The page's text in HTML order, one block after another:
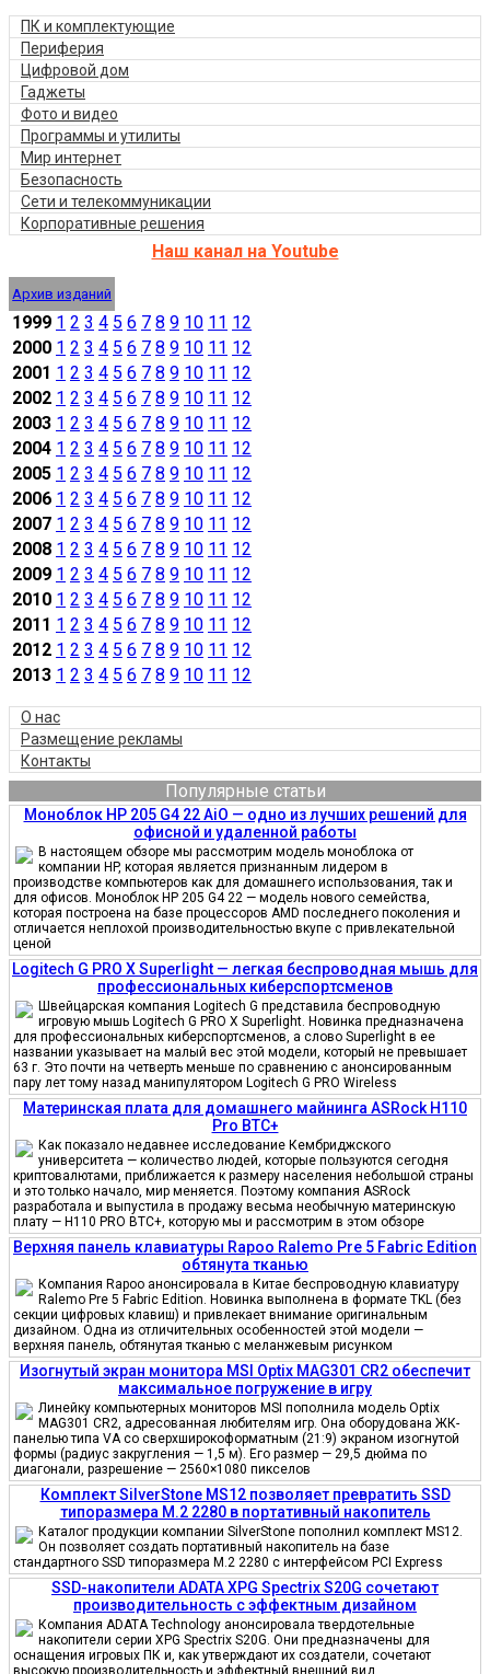
ПК и комплектующие
Периферия
Цифровой дом
Гаджеты
Фото и видео
Программы и утилиты
Мир интернет
Безопасность
Сети и телекоммуникации
Корпоративные решения
Наш канал на Youtube
Архив изданий
1999 1 2 3 4 5 6 7 8 9 10 11 12
2000 1 2 3 4 5 6 7 8 9 10 11 12
2001 1 2 3 4 5 6 7 8 9 10 11 12
2002 1 2 3 4 5 6 7 8 9 10 11 12
2003 1 2 3 4 5 6 7 8 9 10 11 12
2004 1 2 3 4 5 6 7 8 9 10 11 12
2005 1 2 3 4 5 6 7 8 9 10 11 12
2006 1 2 3 4 5 6 7 8 9 10 11 12
2007 1 2 3 4 5 6 7 8 9 10 11 12
2008 1 2 3 4 5 6 7 8 9 10 11 12
2009 1 2 3 4 5 6 7 8 9 10 11 12
2010 1 2 3 4 5 6 7 8 9 10 11 12
2011 1 2 3 4 5 6 7 8 9 10 11 12
2012 1 2 3 4 5 6 7 8 9 10 11 12
2013 1 2 3 4 5 6 7 8 9 10 11 12
О нас
Размещение рекламы
Контакты
Популярные статьи
Моноблок HP 205 G4 22 AiO — одно из лучших решений для
офисной и удаленной работы
В настоящем обзоре мы рассмотрим модель моноблока от
компании HP, которая является признанным лидером в
производстве компьютеров как для домашнего использования, так и
для офисов. Моноблок HP 205 G4 22 — модель нового семейства,
которая построена на базе процессоров AMD последнего поколения и
отличается неплохой производительностью вкупе с привлекательной
ценой
Logitech G PRO X Superlight — легкая беспроводная мышь для
профессиональных киберспортсменов
Швейцарская компания Logitech G представила беспроводную
игровую мышь Logitech G PRO X Superlight. Новинка предназначена
для профессиональных киберспортсменов, а слово Superlight в ее
названии указывает на малый вес этой модели, который не превышает
63 г. Это почти на четверть меньше по сравнению с анонсированным
пару лет тому назад манипулятором Logitech G PRO Wireless
Материнская плата для домашнего майнинга ASRock H110
Pro BTC+
Как показало недавнее исследование Кембриджского
университета — количество людей, которые пользуются сегодня
криптовалютами, приближается к размеру населения небольшой страны
и это только начало, мир меняется. Поэтому компания ASRock
разработала и выпустила в продажу весьма необычную материнскую
плату — H110 PRO BTC+, которую мы и рассмотрим в этом обзоре
Верхняя панель клавиатуры Rapoo Ralemo Pre 5 Fabric Edition
обтянута тканью
Компания Rapoo анонсировала в Китае беспроводную клавиатуру
Ralemo Pre 5 Fabric Edition. Новинка выполнена в формате TKL (без
секции цифровых клавиш) и привлекает внимание оригинальным
дизайном. Одна из отличительных особенностей этой модели —
верхняя панель, обтянутая тканью с меланжевым рисунком
Изогнутый экран монитора MSI Optix MAG301 CR2 обеспечит
максимальное погружение в игру
Линейку компьютерных мониторов MSI пополнила модель Optix
MAG301 CR2, адресованная любителям игр. Она оборудована ЖК-
панелью типа VA со сверхширокоформатным (21:9) экраном изогнутой
формы (радиус закругления — 1,5 м). Его размер — 29,5 дюйма по
диагонали, разрешение — 2560×1080 пикселов
Комплект SilverStone MS12 позволяет превратить SSD
типоразмера M.2 2280 в портативный накопитель
Каталог продукции компании SilverStone пополнил комплект MS12.
Он позволяет создать портативный накопитель на базе
стандартного SSD типоразмера M.2 2280 с интерфейсом PCI Express
SSD-накопители ADATA XPG Spectrix S20G сочетают
производительность с эффектным дизайном
Компания ADATA Technology анонсировала твердотельные
накопители серии XPG Spectrix S20G. Они предназначены для
оснащения игровых ПК и, как утверждают их создатели, сочетают